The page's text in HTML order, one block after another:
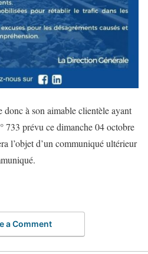
à son aimable clientèle ayant
733 prévu ce dimanche 04 octobre
l’objet d’un communiqué ultérieur
a Comment